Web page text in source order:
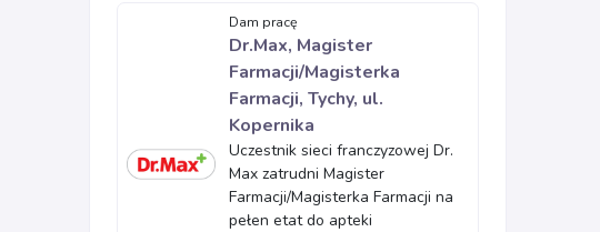
Dam pracę
Dr.Max, Magister
Farmacji/Magisterka
Farmacji, Tychy, ul.
Kopernika
Uczestnik sieci franczyzowej Dr.
Max zatrudni Magister
Farmacji/Magisterka Farmacji na
pełen etat do apteki